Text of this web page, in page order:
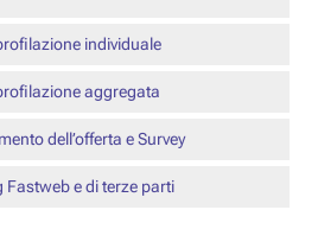
individuale
aggregata
dell’offerta e Survey
Fastweb e di terze parti